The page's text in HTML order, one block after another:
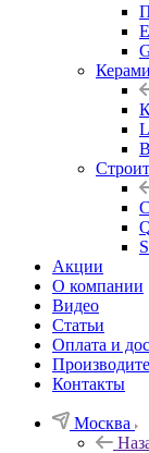
Акции
О компании
Видео
Статьи
Оплата и
Контакты
Москва